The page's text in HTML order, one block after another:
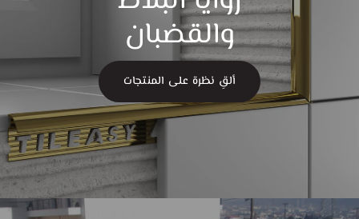
والقضبان
ألقِ نظرة على المنتجات